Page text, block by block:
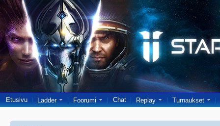
Etusivu Ladder Foorumi Chat Replay Turnaukset